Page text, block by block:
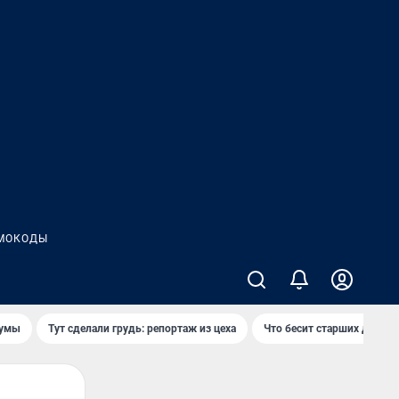
Тут сделали грудь: репортаж из цеха Что бесит старших детей